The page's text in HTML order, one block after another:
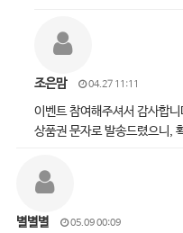
조은맘 04.27 11:11
이벤트 참여해주셔서 감사합
상품권 문자로 발송드렸으니,
별별별 05.09 00:09